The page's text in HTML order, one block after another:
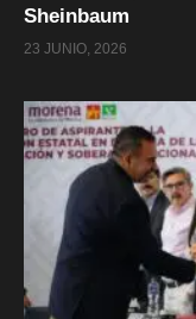
Sheinbaum
23 JUNIO, 2026